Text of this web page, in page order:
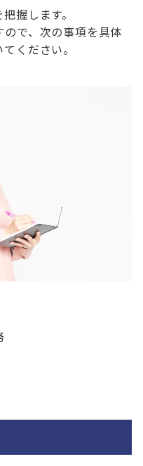
握します。
で、次の事項を具体
ください。